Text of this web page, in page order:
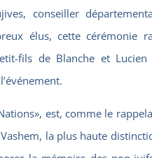
conseiller
élus, cette cérémonie
fils de Blanche et
est, comme le
la plus haute